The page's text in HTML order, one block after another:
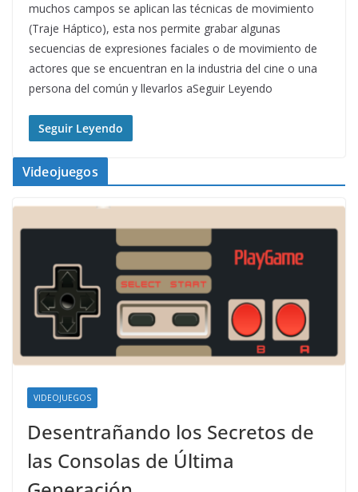
muchos campos se aplican las técnicas de movimiento
(Traje Háptico), esta nos permite grabar algunas
secuencias de expresiones faciales o de movimiento de
actores que se encuentran en la industria del cine o una
persona del común y llevarlos aSeguir Leyendo
Seguir Leyendo
Videojuegos
VIDEOJUEGOS
Desentrañando los Secretos de
las Consolas de Última